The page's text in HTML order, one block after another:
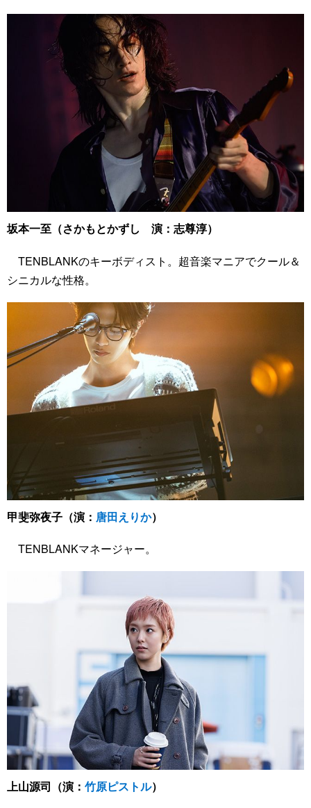
坂本一至（さかもとかずし 演：志尊淳）
TENBLANKのキーボディスト。超音楽マニアでクール＆
シニカルな性格。
甲斐弥夜子（演： 唐田えりか）
TENBLANKマネージャー。
上山源司（演： 竹原ピストル）